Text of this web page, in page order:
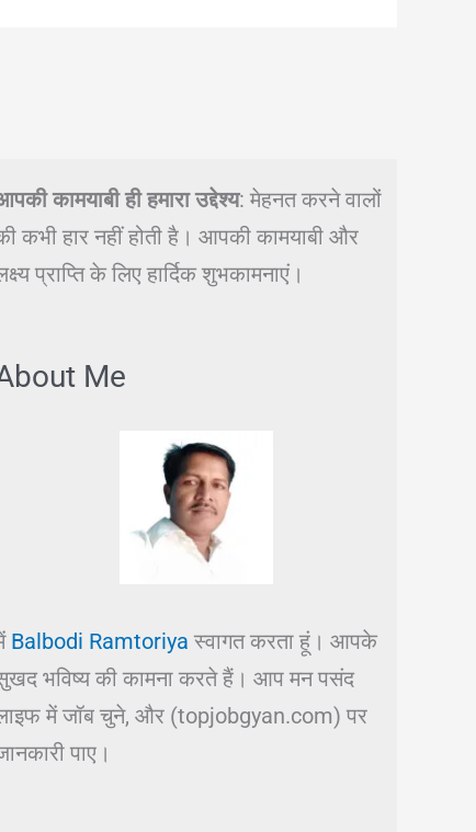
कामयाबी ही हमारा उद्देश्य: मेहनत करने वालों
कभी हार नहीं होती है। आपकी कामयाबी और
प्राप्ति के लिए हार्दिक शुभकामनाएं।
Me
Balbodi Ramtoriya स्वागत करता हूं। आपके
भविष्य की कामना करते हैं। आप मन पसंद
में जॉब चुने, और (topjobgyan.com) पर
पाए।